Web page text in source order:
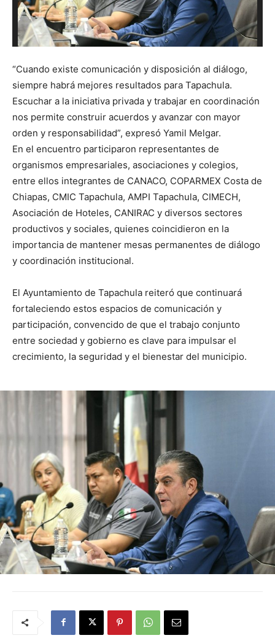
“Cuando existe comunicación y disposición al diálogo,
siempre habrá mejores resultados para Tapachula.
Escuchar a la iniciativa privada y trabajar en coordinación
nos permite construir acuerdos y avanzar con mayor
orden y responsabilidad”, expresó Yamil Melgar.
En el encuentro participaron representantes de
organismos empresariales, asociaciones y colegios,
entre ellos integrantes de CANACO, COPARMEX Costa de
Chiapas, CMIC Tapachula, AMPI Tapachula, CIMECH,
Asociación de Hoteles, CANIRAC y diversos sectores
productivos y sociales, quienes coincidieron en la
importancia de mantener mesas permanentes de diálogo
y coordinación institucional.
El Ayuntamiento de Tapachula reiteró que continuará
fortaleciendo estos espacios de comunicación y
participación, convencido de que el trabajo conjunto
entre sociedad y gobierno es clave para impulsar el
crecimiento, la seguridad y el bienestar del municipio.